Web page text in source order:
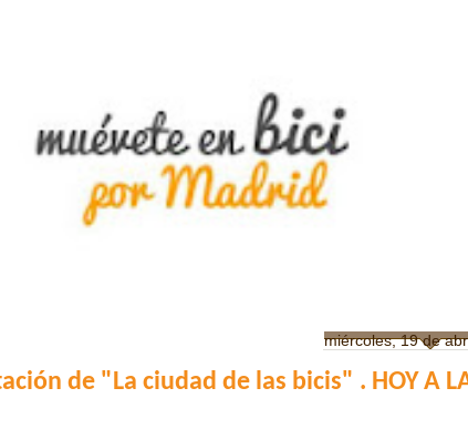
miércoles, 19 de
de "La ciudad de las bicis" . HOY A